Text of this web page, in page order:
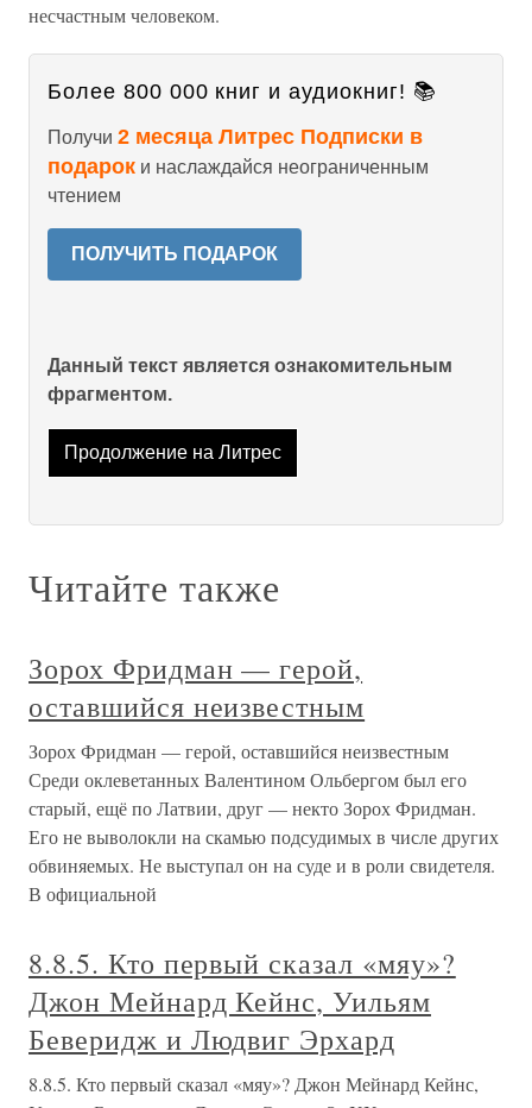
несчастным человеком.
Более 800 000 книг и аудиокниг! 📚
Получи 2 месяца Литрес Подписки в
подарок и наслаждайся неограниченным
чтением
ПОЛУЧИТЬ ПОДАРОК
Данный текст является ознакомительным
фрагментом.
Продолжение на Литрес
Читайте также
Зорох Фридман — герой,
оставшийся неизвестным
Зорох Фридман — герой, оставшийся неизвестным
Среди оклеветанных Валентином Ольбергом был его
старый, ещё по Латвии, друг — некто Зорох Фридман.
Его не выволокли на скамью подсудимых в числе других
обвиняемых. Не выступал он на суде и в роли свидетеля.
В официальной
8.8.5. Кто первый сказал «мяу»?
Джон Мейнард Кейнс, Уильям
Беверидж и Людвиг Эрхард
8.8.5. Кто первый сказал «мяу»? Джон Мейнард Кейнс,